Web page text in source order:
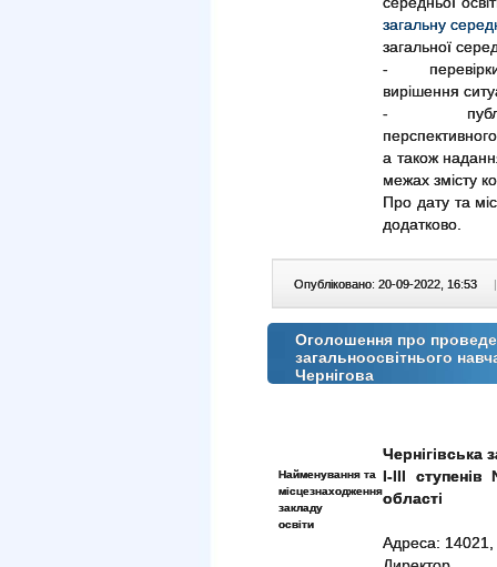
загальну
загальної
- перевірки
вирішення
- публічної
а також
межах змісту
Про дату та
додатково.
Опубліковано: 20-09-2022, 16:53 |
Оголошення про
загальноосвітнього
Чернігова
Найменування та
місцезнаходження
закладу
освіти
Чернігівська
І-ІІІ
області
Адреса: 14021,